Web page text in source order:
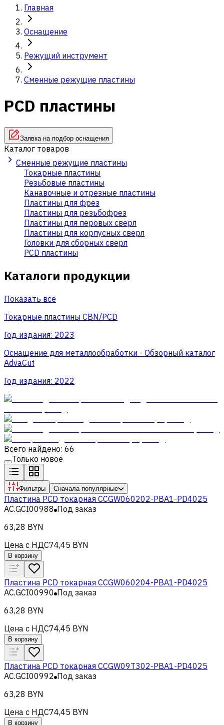
Главная
Оснащение
Режущий инструмент
Сменные режущие пластины
PCD пластины
Заявка на подбор оснащения
Каталог товаров
Сменные режущие пластины
Токарные пластины
Резьбовые пластины
Канавочные и отрезные пластины
Пластины для фрез
Пластины для резьбофрез
Пластины для перовых сверл
Пластины для корпусных сверл
Головки для сборных сверл
PCD пластины
Каталоги продукции
Показать все
Токарные пластины CBN/PCD
Год издания: 2023
Оснащение для металлообработки - Обзорный каталог
AdvaCut
Год издания: 2022
Всего найдено: 66
Только новое
Фильтры Сначала популярные
Пластина PCD токарная CCGW060202-PBA1-PD4025
AC.GCI00988 Под заказ
63,28 BYN
Цена с НДС74,45 BYN
В корзину
Пластина PCD токарная CCGW060204-PBA1-PD4025
AC.GCI00990 Под заказ
63,28 BYN
Цена с НДС74,45 BYN
В корзину
Пластина PCD токарная CCGW09T302-PBA1-PD4025
AC.GCI00992 Под заказ
63,28 BYN
Цена с НДС74,45 BYN
В корзину